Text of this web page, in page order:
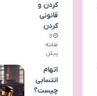
کردن و
قانونی
کردن
3
هفته
پیش
اتهام
انتسابی
چیست؟